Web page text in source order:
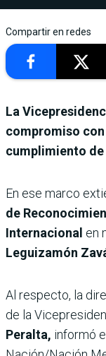
Compartir en redes
La
compromiso con
cumplimiento
En ese marco
de
Internacional en
Leguizamón
Al respecto, la
de la
Peralta, informó